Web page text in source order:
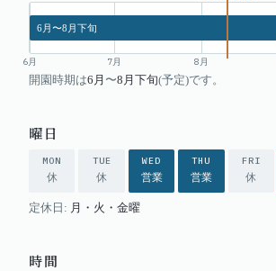
6月 7月 8 月
6月〜8月下旬
開園時期は6月 〜8月下旬(予定)です。
曜日
MON
休
TUE
休
WED
営業
THU
営業
FRI
休
定休日: 月・火・金曜
時間